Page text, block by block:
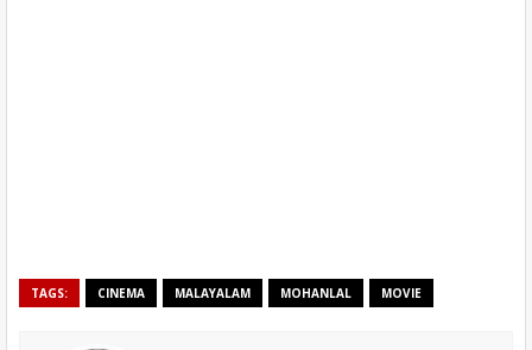
TAGS: CINEMA MALAYALAM MOHANLAL MOVIE